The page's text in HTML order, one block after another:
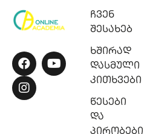
ჩვენ
შესახებ
ხშირად
დასმული
კითხვები
წესები
და
პირობები